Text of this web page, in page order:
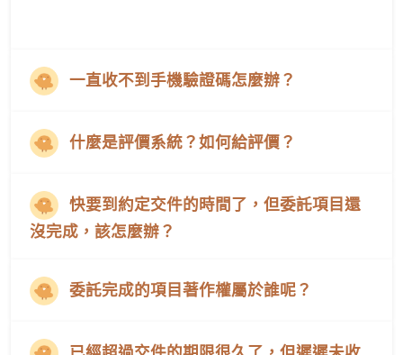
一直收不到手機驗證碼怎麼辦？
什麼是評價系統？如何給評價？
沒完成，該怎麼辦？
委託完成的項目著作權屬於誰呢？